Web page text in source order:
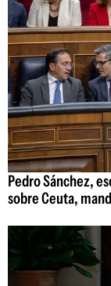
Pedro Sánchez,
sobre Ceuta,